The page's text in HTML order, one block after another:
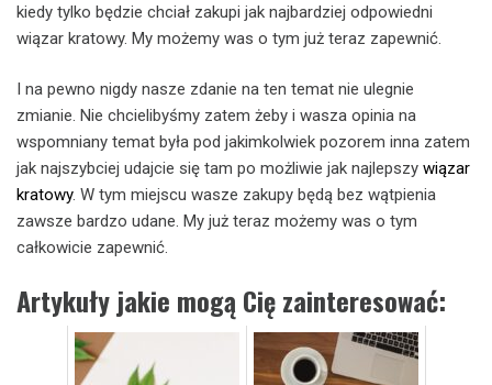
kiedy tylko będzie chciał zakupi jak najbardziej odpowiedni
wiązar kratowy. My możemy was o tym już teraz zapewnić.
I na pewno nigdy nasze zdanie na ten temat nie ulegnie
zmianie. Nie chcielibyśmy zatem żeby i wasza opinia na
wspomniany temat była pod jakimkolwiek pozorem inna zatem
jak najszybciej udajcie się tam po możliwie jak najlepszy wiązar
kratowy. W tym miejscu wasze zakupy będą bez wątpienia
zawsze bardzo udane. My już teraz możemy was o tym
całkowicie zapewnić.
Artykuły jakie mogą Cię zainteresować: